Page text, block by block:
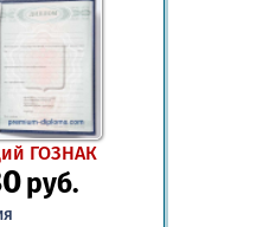
ГОЗНАК
руб.